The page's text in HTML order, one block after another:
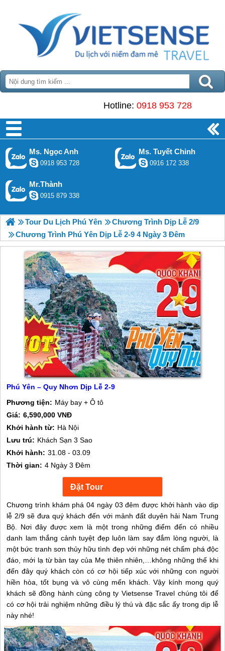
Hotline: 0918 953 728
Ms. Ngọc Anh
0918 953 728
Ms. Tuyết Chinh
0916 172 338
Mr.Thành
0915 879 338
Tour Du Lịch Phú Yên
Chương Trình Dịp Lễ 2/9
Chương Trình Phú Yên Dịp Lễ 2-9 4 Ngày 3 Đêm
Phú Yên – Quy Nhơn Dịp Lễ 2-9
Phương tiện: Máy bay + Ô tô
Giá: 6,590,000 VNĐ
Khởi hành từ: Hà Nội
Lưu trú: Khách Sạn 3 Sao
Khởi hành: 31.08 - 03.09
Thời gian: 4 Ngày 3 Đêm
Chương trình khám phá 04 ngày 03 đêm được khởi hành vào dịp
lễ 2/9 sẽ đưa quý khách đến với mảnh đất duyên hải Nam Trung
Bộ. Nơi đây được xem là một trong những điểm đến có nhiều
danh lam thắng cảnh tuyệt đẹp luôn làm say đắm lòng người, là
một bức tranh sơn thủy hữu tình đẹp với những nét chấm phá độc
đáo, mới lạ từ bàn tay của Mẹ thiên nhiên,…không những thế khi
đến đây quý khách còn có cơ hội tiếp xúc với những con người
hiền hòa, tốt bụng và vô cùng mến khách. Vậy kính mong quý
khách sẽ đồng hành cùng công ty Vietsense Travel chúng tôi để
có cơ hội trải nghiệm những điều lý thú và đặc sắc ấy trong dịp lễ
này nhé!